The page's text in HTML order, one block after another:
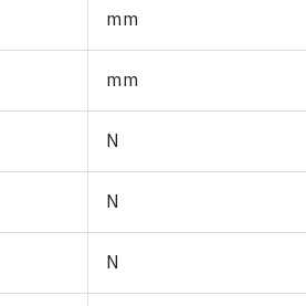
mm
mm
N
N
N